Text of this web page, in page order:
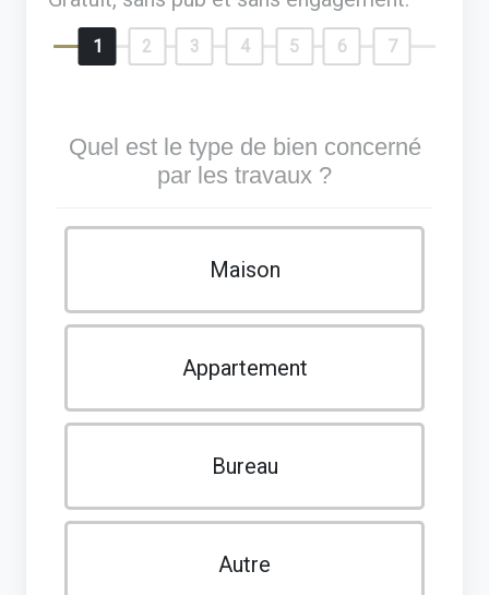
1 2 3 4 5 6 7
Quel est le type de bien concerné
par les travaux ?
Maison
Appartement
Bureau
Autre